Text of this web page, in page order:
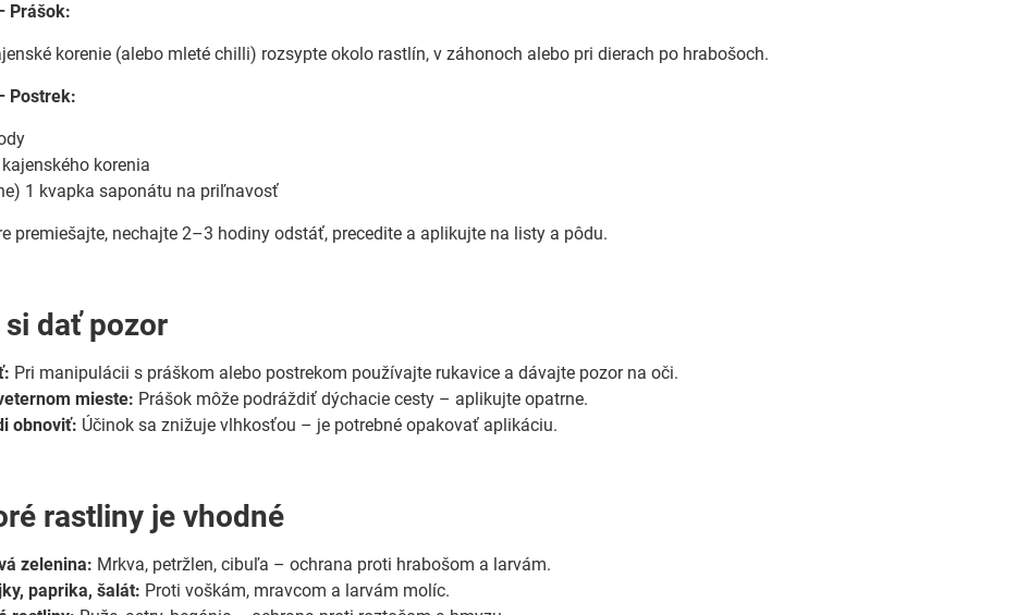
Prášok:
korenie (alebo mleté chilli) rozsypte okolo rastlín, v záhonoch alebo pri dierach po hrabošoch.
Postrek:
korenia
1 kvapka saponátu na priľnavosť
premiešajte, nechajte 2–3 hodiny odstáť, precedite a aplikujte na listy a pôdu.
si dať pozor
Pri manipulácii s práškom alebo postrekom používajte rukavice a dávajte pozor na oči.
mieste: Prášok môže podráždiť dýchacie cesty – aplikujte opatrne.
obnoviť: Účinok sa znižuje vlhkosťou – je potrebné opakovať aplikáciu.
rastliny je vhodné
zelenina: Mrkva, petržlen, cibuľa – ochrana proti hrabošom a larvám.
paprika, šalát: Proti voškám, mravcom a larvám molíc.